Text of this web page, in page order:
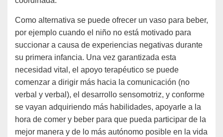
Como alternativa se puede ofrecer un vaso para beber,
por ejemplo cuando el niño no está motivado para
succionar a causa de experiencias negativas durante
su primera infancia. Una vez garantizada esta
necesidad vital, el apoyo terapéutico se puede
comenzar a dirigir más hacia la comunicación (no
verbal y verbal), el desarrollo sensomotriz, y conforme
se vayan adquiriendo más habilidades, apoyarle a la
hora de comer y beber para que pueda participar de la
mejor manera y de lo más autónomo posible en la vida